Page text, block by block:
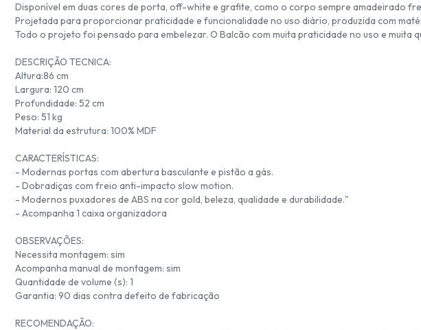
Disponível em duas cores de porta, off-white e grafite, como o corpo sempre amadeirado
Projetada para proporcionar praticidade e funcionalidade no uso diário, produzida com
Todo o projeto foi pensado para embelezar. O Balcão com muita praticidade no uso e muita
DESCRIÇÃO TECNICA:
Altura:86 cm
Largura: 120 cm
Profundidade: 52 cm
Peso: 51 kg
Material da estrutura: 100% MDF
CARACTERÍSTICAS:
- Modernas portas com abertura basculante e pistão a gás.
- Dobradiças com freio anti-impacto slow motion.
- Modernos puxadores de ABS na cor gold, beleza, qualidade e durabilidade."
- Acompanha 1 caixa organizadora
OBSERVAÇÕES:
Necessita montagem: sim
Acompanha manual de montagem: sim
Quantidade de volume (s): 1
Garantia: 90 dias contra defeito de fabricação
RECOMENDAÇÃO: